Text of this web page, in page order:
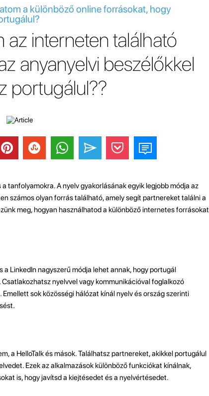
a különböző online forrásokat, hogy
interneten található
anyanyelvi beszélőkkel
portugálul??
tanfolyamokra. A nyelv gyakorlásának egyik legjobb módja az
számos olyan forrás található, amely segít partnereket találni a
meg, hogyan használhatod a különböző internetes forrásokat
LinkedIn nagyszerű módja lehet annak, hogy portugál
nyelvvel vagy kommunikációval foglalkozó
sok közösségi hálózat kínál nyelv és ország szerinti
a HelloTalk és mások. Találhatsz partnereket, akikkel portugálul
Ezek az alkalmazások különböző funkciókat kínálnak,
is, hogy javítsd a kiejtésedet és a nyelvértésedet.